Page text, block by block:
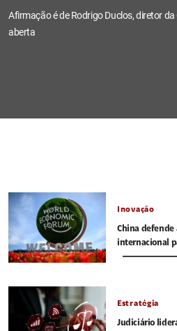
Afirmação é de Rodrigo Duclos, diretor
aberta
Inovação
China defende
internacional
Estratégia
Judiciário